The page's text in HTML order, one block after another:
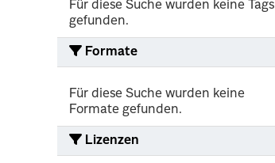
Für diese Suche wurden keine Tags
gefunden.
Formate
Für diese Suche wurden keine
Formate gefunden.
Lizenzen